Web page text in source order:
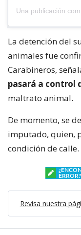
La detención del
animales fue
Carabineros,
pasará a control
maltrato animal.
De momento, se
imputado, quien,
condición de calle.
ERROR?
Revisa nuestra